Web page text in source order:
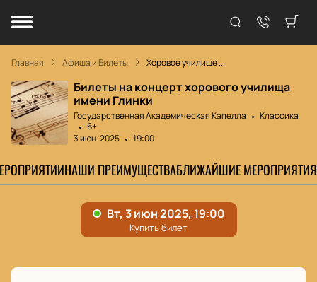
Главная Афиша и Билеты Хоровое училище ...
Билеты на концерт хорового училища
имени Глинки
Государственная Академическая Капелла
Классика
6+
3 июн. 2025
19:00
НАШИ ПРЕИМУЩЕСТВАБЛИЖАЙШИЕ МЕРОПРИЯТИЯ